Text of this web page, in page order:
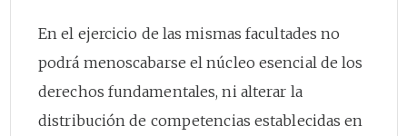
En el ejercicio de las mismas facultades no
podrá menoscabarse el núcleo esencial de los
derechos fundamentales, ni alterar la
distribución de competencias establecidas en